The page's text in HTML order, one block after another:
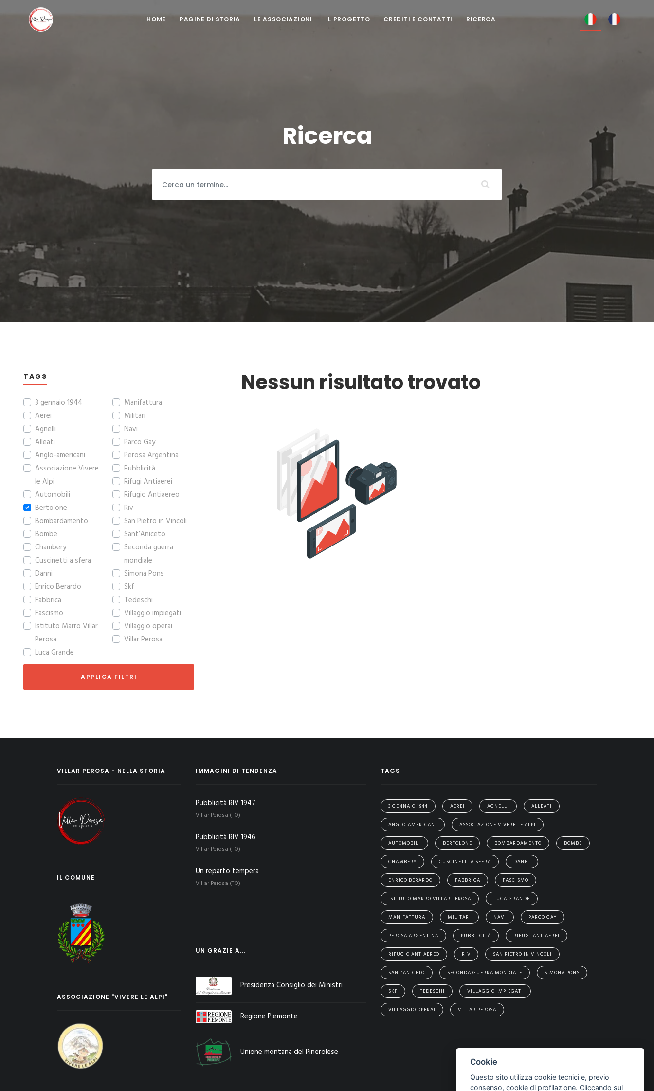
HOME PAGINE DI STORIA LE ASSOCIAZIONI IL PROGETTO CREDITI E CONTATTI RICERCA
Ricerca
TAGS
3 gennaio 1944
Aerei
Agnelli
Alleati
Anglo-americani
Associazione Vivere
le Alpi
Automobili
Bertolone
Bombardamento
Bombe
Chambery
Cuscinetti a sfera
Danni
Enrico Berardo
Fabbrica
Fascismo
Istituto Marro Villar
Perosa
Luca Grande
Manifattura
Militari
Navi
Parco Gay
Perosa Argentina
Pubblicità
Rifugi Antiaerei
Rifugio Antiaereo
Riv
San Pietro in Vincoli
Sant’Aniceto
Seconda guerra
mondiale
Simona Pons
Skf
Tedeschi
Villaggio impiegati
Villaggio operai
Villar Perosa
APPLICA FILTRI
Nessun risultato trovato
VILLAR PEROSA - NELLA STORIA
IL COMUNE
ASSOCIAZIONE "VIVERE LE ALPI"
IMMAGINI DI TENDENZA
Pubblicità RIV 1947
Villar Perosa (TO)
Pubblicità RIV 1946
Villar Perosa (TO)
Un reparto tempera
Villar Perosa (TO)
UN GRAZIE A...
Presidenza Consiglio dei Ministri
Regione Piemonte
Unione montana del Pinerolese
TAGS
3 GENNAIO 1944 AEREI AGNELLI ALLEATI
ANGLO-AMERICANI ASSOCIAZIONE VIVERE LE ALPI
AUTOMOBILI BERTOLONE BOMBARDAMENTO BOMBE
CHAMBERY CUSCINETTI A SFERA DANNI
ENRICO BERARDO FABBRICA FASCISMO
ISTITUTO MARRO VILLAR PEROSA LUCA GRANDE
MANIFATTURA MILITARI NAVI PARCO GAY
PEROSA ARGENTINA PUBBLICITÀ RIFUGI ANTIAEREI
RIFUGIO ANTIAEREO RIV SAN PIETRO IN VINCOLI
SANT’ANICETO SECONDA GUERRA MONDIALE SIMONA PONS
SKF TEDESCHI VILLAGGIO IMPIEGATI
VILLAGGIO OPERAI VILLAR PEROSA
Cookie
Questo sito utilizza cookie tecnici e, previo
consenso, cookie di profilazione. Cliccando sul